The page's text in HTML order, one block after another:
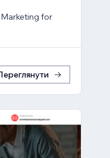
for